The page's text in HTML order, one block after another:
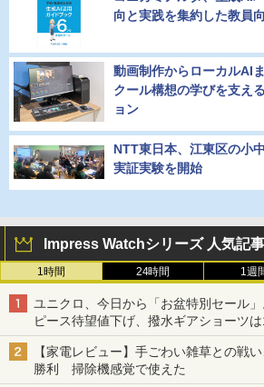
向と実践を集約した教員
動画制作からローカルAI
クール構想の学びを支え
ョン
NTT東日本、江東区の小
実証実験を開始
Impress Watchシリーズ 人気記事
1時間 24時間 1週
ユニクロ、今日から「お盆特別セール
ピース待望値下げ、撥水ギアショーツ
【家電レビュー】手ごわい雑草との戦
勝利 掃除機感覚で使えた